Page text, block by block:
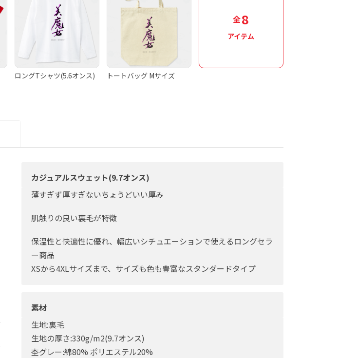
ロングTシャツ(5.6オンス) トートバッグ Mサイズ
全8
アイテム
カジュアルスウェット(9.7オンス)
薄すぎず厚すぎないちょうどいい厚み
肌触りの良い裏毛が特徴
保温性と快適性に優れ、幅広いシチュエーションで使えるロングセラ
ー商品
XSから4XLサイズまで、サイズも色も豊富なスタンダードタイプ
素材
生地:裏毛
生地の厚さ:330g/m2(9.7オンス)
杢グレー:綿80% ポリエステル20%